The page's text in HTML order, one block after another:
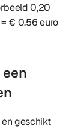
0,20
€ 0,56 euro
geschikt